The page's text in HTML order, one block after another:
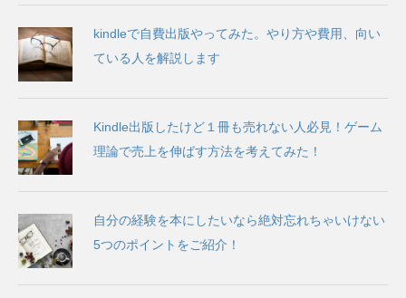
kindleで自費出版やってみた。やり方や費用、向い
ている人を解説します
Kindle出版したけど１冊も売れない人必見！ゲーム
理論で売上を伸ばす方法を考えてみた！
自分の経験を本にしたいなら絶対忘れちゃいけない
5つのポイントをご紹介！